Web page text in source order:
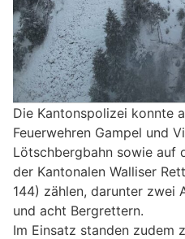
Die Kantonspolizei konnte
Feuerwehren Gampel und
Lötschbergbahn sowie auf
der Kantonalen Walliser
144) zählen, darunter zwei
und acht Bergrettern.
Im Einsatz standen zudem